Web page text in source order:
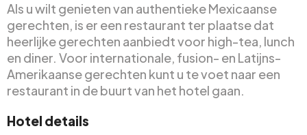
Als u wilt genieten van authentieke Mexicaanse
gerechten, is er een restaurant ter plaatse dat
heerlijke gerechten aanbiedt voor high-tea, lunch
en diner. Voor internationale, fusion- en Latijns-
Amerikaanse gerechten kunt u te voet naar een
restaurant in de buurt van het hotel gaan.
Hotel details